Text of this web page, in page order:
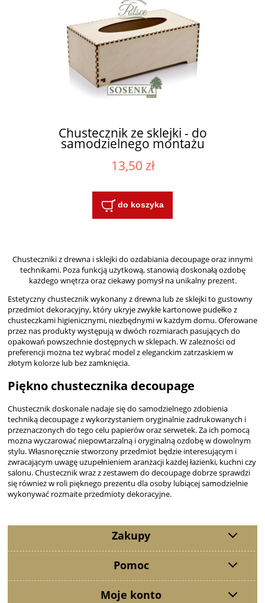
Chustecznik ze sklejki - do
samodzielnego montażu
13,50 zł
do koszyka
Chusteczniki z drewna i sklejki do ozdabiania decoupage oraz innymi
technikami. Poza funkcją użytkową, stanowią doskonałą ozdobę
każdego wnętrza oraz ciekawy pomysł na unikalny prezent.
Estetyczny chustecznik wykonany z drewna lub ze sklejki to gustowny
przedmiot dekoracyjny, który ukryje zwykłe kartonowe pudełko z
chusteczkami higienicznymi, niezbędnymi w każdym domu. Oferowane
przez nas produkty występują w dwóch rozmiarach pasujących do
opakowań powszechnie dostępnych w sklepach. W zależności od
preferencji można też wybrać model z eleganckim zatrzaskiem w
złotym kolorze lub bez zamknięcia.
Piękno chustecznika decoupage
Chustecznik doskonale nadaje się do samodzielnego zdobienia
techniką decoupage z wykorzystaniem oryginalnie zadrukowanych i
przeznaczonych do tego celu papierów oraz serwetek. Za ich pomocą
można wyczarować niepowtarzalną i oryginalną ozdobę w dowolnym
stylu. Własnoręcznie stworzony przedmiot będzie interesującym i
zwracającym uwagę uzupełnieniem aranżacji każdej łazienki, kuchni czy
salonu. Chustecznik wraz z zestawem do decoupage dobrze sprawdzi
się również w roli pięknego prezentu dla osoby lubiącej samodzielnie
wykonywać rozmaite przedmioty dekoracyjne.
Zakupy
Pomoc
Moje konto